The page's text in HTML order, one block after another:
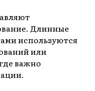
Длинные
используются
или
важно